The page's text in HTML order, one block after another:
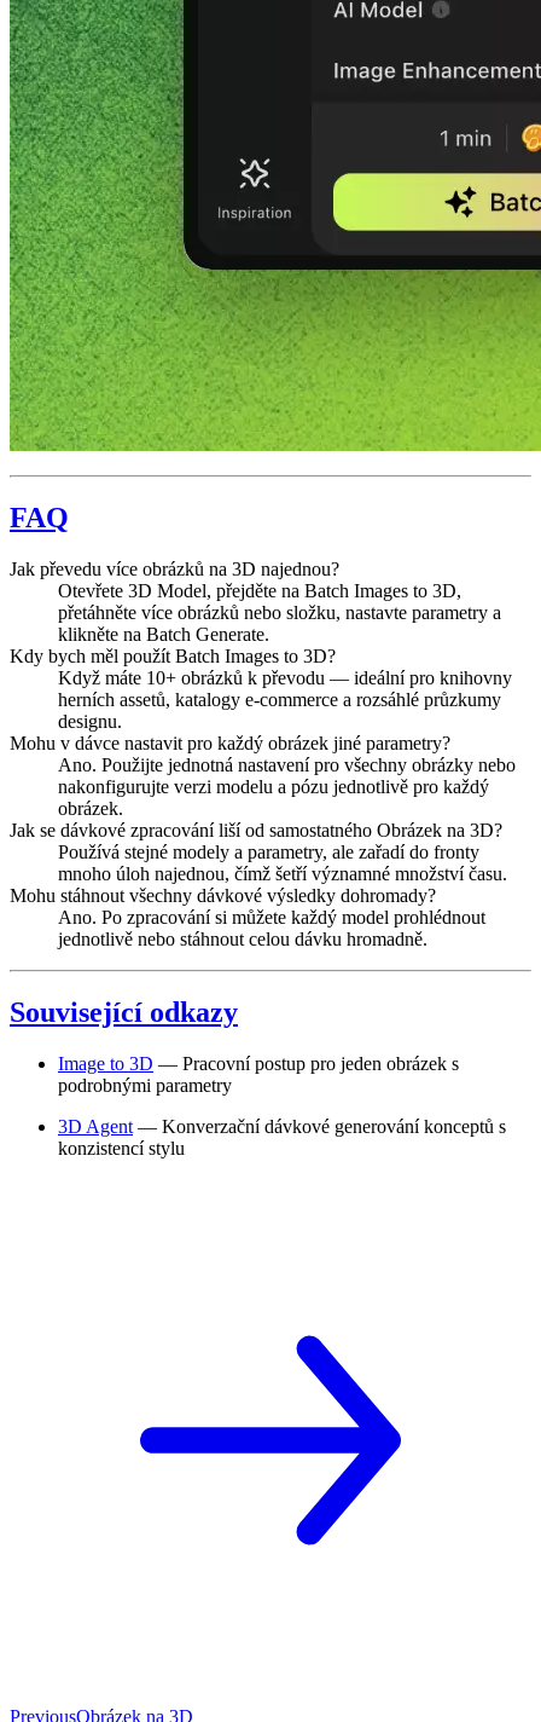
FAQ
Jak převedu více obrázků na 3D najednou?
Otevřete 3D Model, přejděte na Batch Images to 3D,
přetáhněte více obrázků nebo složku, nastavte parametry a
klikněte na Batch Generate.
Kdy bych měl použít Batch Images to 3D?
Když máte 10+ obrázků k převodu — ideální pro knihovny
herních assetů, katalogy e-commerce a rozsáhlé průzkumy
designu.
Mohu v dávce nastavit pro každý obrázek jiné parametry?
Ano. Použijte jednotná nastavení pro všechny obrázky nebo
nakonfigurujte verzi modelu a pózu jednotlivě pro každý
obrázek.
Jak se dávkové zpracování liší od samostatného Obrázek na 3D?
Používá stejné modely a parametry, ale zařadí do fronty
mnoho úloh najednou, čímž šetří významné množství času.
Mohu stáhnout všechny dávkové výsledky dohromady?
Ano. Po zpracování si můžete každý model prohlédnout
jednotlivě nebo stáhnout celou dávku hromadně.
Související odkazy
Image to 3D — Pracovní postup pro jeden obrázek s
podrobnými parametry
3D Agent — Konverzační dávkové generování konceptů s
konzistencí stylu
PreviousObrázek na 3D